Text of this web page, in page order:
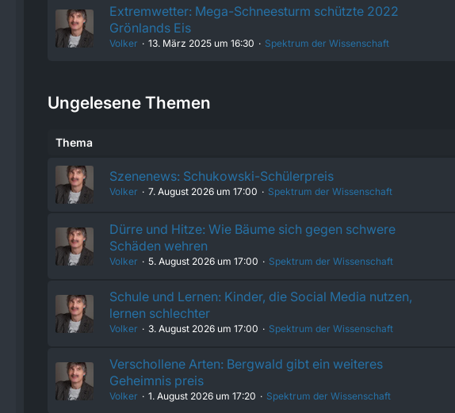
Extremwetter: Mega-Schneesturm schützte 2022
Grönlands Eis
Volker 13. März 2025 um 16:30 Spektrum der Wissenschaft
Ungelesene Themen
Thema
Szenenews: Schukowski-Schülerpreis
Volker 7. August 2026 um 17:00 Spektrum der Wissenschaft
Dürre und Hitze: Wie Bäume sich gegen schwere
Schäden wehren
Volker 5. August 2026 um 17:00 Spektrum der Wissenschaft
Schule und Lernen: Kinder, die Social Media nutzen,
lernen schlechter
Volker 3. August 2026 um 17:00 Spektrum der Wissenschaft
Verschollene Arten: Bergwald gibt ein weiteres
Geheimnis preis
Volker 1. August 2026 um 17:20 Spektrum der Wissenschaft